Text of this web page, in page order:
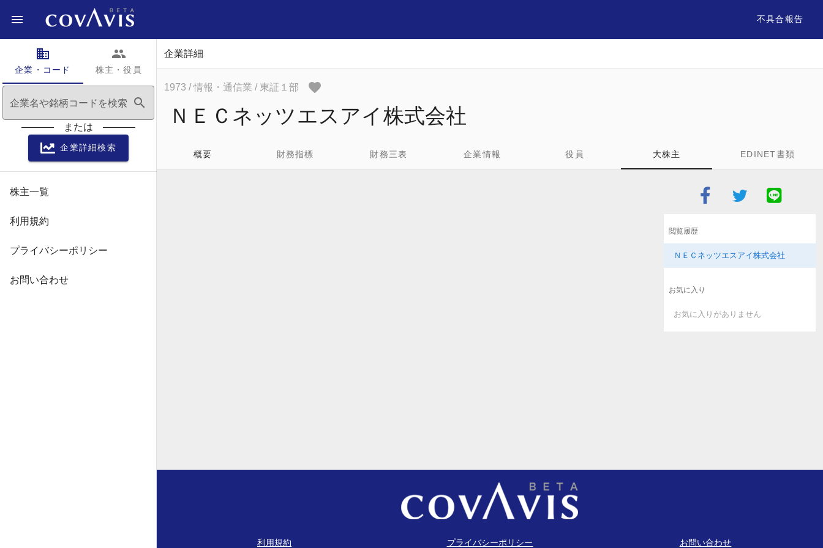
企業・コード
domain
株主・役員
people
企業名や銘柄コードを検索 search
または
企業詳細検索
株主一覧
利用規約
プライバシーポリシー
お問い合わせ
不具合報告
企業詳細
1973 / 情報・通信業 / 東証１部
ＮＥＣネッツエスアイ株式会社
概要 財務指標 財務三表 企業情報 役員 大株主 EDINET書類
閲覧履歴
ＮＥＣネッツエスアイ株式会社
お気に入り
お気に入りがありません
利用規約 プライバシーポリシー お問い合わせ